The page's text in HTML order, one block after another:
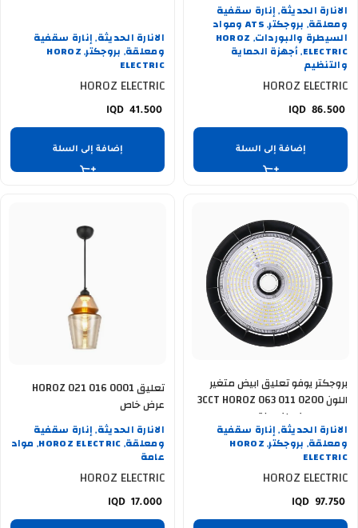
الانارة الحديثة, إنارة سقفية
ومعلقة, بروجكتر, ATS ومواد
السيطرة والبوردات,
HOROZ
ELECTRIC
, أجهزة الحماية
والتنظيم
HOROZ ELECTRIC
86.500
إضافة إلى السلة
الانارة الحديثة, إنارة سقفية
ومعلقة, بروجكتر,
HOROZ
ELECTRIC
HOROZ ELECTRIC
41.500
إضافة إلى السلة
بروجكتر يوفو تعليق ابيض متغير
اللون 3CCT HOROZ 063 011 0200
مع سويج ضمان سنة
الانارة الحديثة, إنارة سقفية
ومعلقة, بروجكتر,
HOROZ
ELECTRIC
HOROZ ELECTRIC
97.750
تعليق HOROZ 021 016 0001
عرض خاص
الانارة الحديثة, إنارة سقفية
ومعلقة,
HOROZ ELECTRIC
, مواد
عامة
HOROZ ELECTRIC
17.000